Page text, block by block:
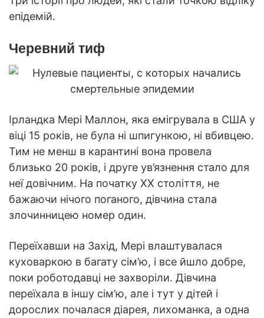
епідемій.
Черевний тиф
Ірландка Мері Маллон, яка емігрувала в США у
віці 15 років, не була ні шпигункою, ні вбивцею.
Тим не менш в карантині вона провела
близько 20 років, і друге ув’язнення стало для
неї довічним. На початку XX століття, не
бажаючи нічого поганого, дівчина стала
злочинницею номер один.
Переїхавши на Захід, Мері влаштувалася
куховаркою в багату сім’ю, і все йшло добре,
поки роботодавці не захворіли. Дівчина
переїхала в іншу сім’ю, але і тут у дітей і
дорослих почалася діарея, лихоманка, а одна